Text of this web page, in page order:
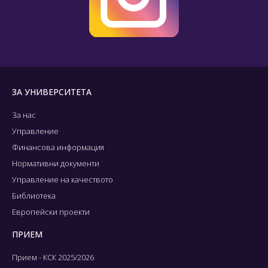
ЗА УНИВЕРСИТЕТА
За нас
Управление
Финансова информация
Нормативни документи
Управление на качеството
Библиотека
Европейски проекти
ПРИЕМ
Прием - КСК 2025/2026